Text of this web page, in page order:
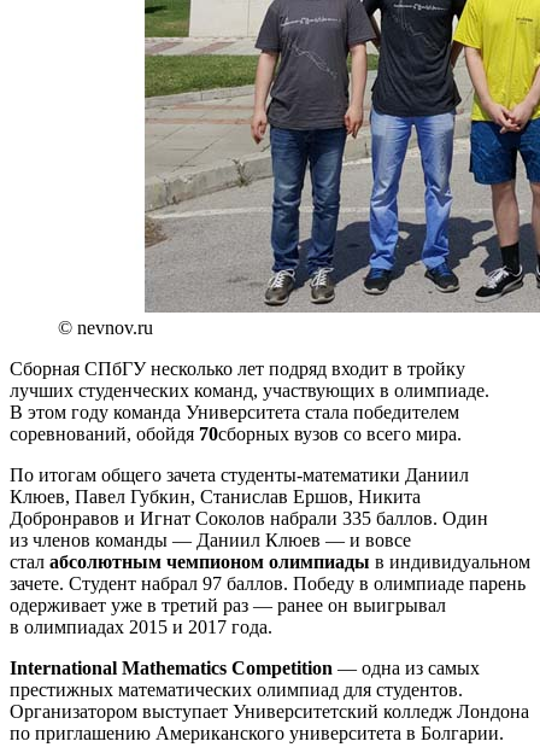
© nevnov.ru
Сборная СПбГУ несколько лет подряд входит в тройку
лучших студенческих команд, участвующих в олимпиаде.
В этом году команда Университета стала победителем
соревнований, обойдя 70сборных вузов со всего мира.
По итогам общего зачета студенты-математики Даниил
Клюев, Павел Губкин, Станислав Ершов, Никита
Добронравов и Игнат Соколов набрали 335 баллов. Один
из членов команды — Даниил Клюев — и вовсе
стал абсолютным чемпионом олимпиады в индивидуальном
зачете. Студент набрал 97 баллов. Победу в олимпиаде парень
одерживает уже в третий раз — ранее он выигрывал
в олимпиадах 2015 и 2017 года.
International Mathematics Competition — одна из самых
престижных математических олимпиад для студентов.
Организатором выступает Университетский колледж Лондона
по приглашению Американского университета в Болгарии.